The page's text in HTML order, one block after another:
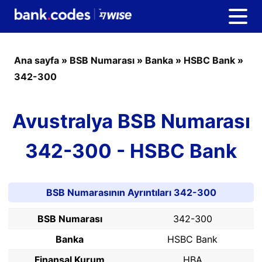
Ana sayfa » BSB Numarası » Banka » HSBC Bank »
342-300
Avustralya BSB Numarası
342-300 - HSBC Bank
BSB Numarasının Ayrıntıları 342-300
BSB Numarası
342-300
Banka
HSBC Bank
Finansal Kurum
HBA